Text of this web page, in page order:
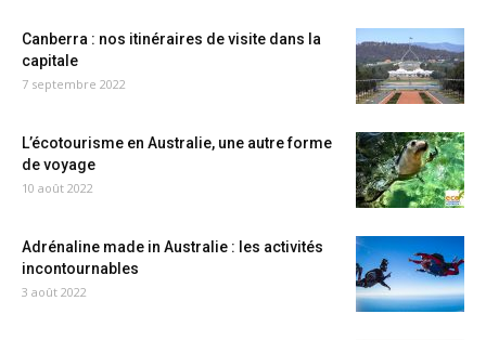
Canberra : nos itinéraires de visite dans la
capitale
7 septembre 2022
L’écotourisme en Australie, une autre forme
de voyage
10 août 2022
Adrénaline made in Australie : les activités
incontournables
3 août 2022